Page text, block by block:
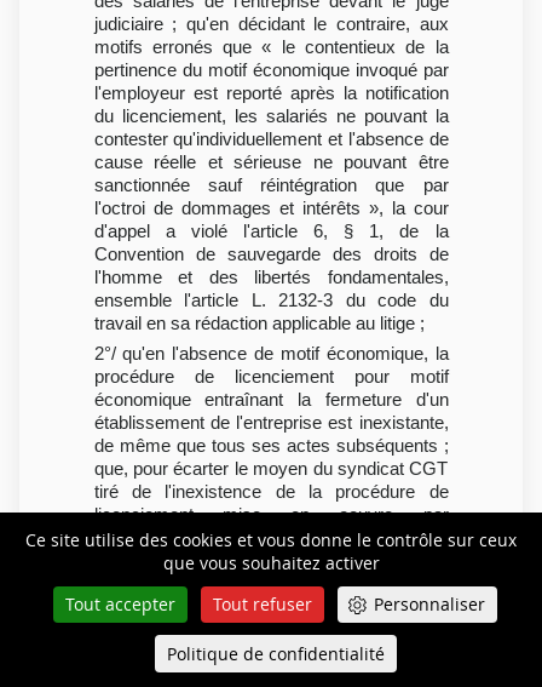
Ce site utilise des cookies et vous donne le contrôle sur ceux
que vous souhaitez activer
Tout accepter
Tout refuser Personnaliser
Politique de confidentialité
judiciaire ; qu'en décidant le contraire, aux
motifs erronés que « le contentieux de la
pertinence du motif économique invoqué par
l'employeur est reporté après la notification
du licenciement, les salariés ne pouvant la
contester qu'individuellement et l'absence de
cause réelle et sérieuse ne pouvant être
sanctionnée sauf réintégration que par
l'octroi de dommages et intérêts », la cour
d'appel a violé l'article 6, § 1, de la
Convention de sauvegarde des droits de
l'homme et des libertés fondamentales,
ensemble l'article L. 2132-3 du code du
travail en sa rédaction applicable au litige ;
2°/ qu'en l'absence de motif économique, la
procédure de licenciement pour motif
économique entraînant la fermeture d'un
établissement de l'entreprise est inexistante,
de même que tous ses actes subséquents ;
que, pour écarter le moyen du syndicat CGT
tiré de l'inexistence de la procédure de
licenciement mise en oeuvre par
l'employeur, la cour d'appel a retenu que
« l'application de la théorie de l'inexistence
conduirait en la matière à procéder à
l'examenab initiodu motif économique et à
paralyser la procédure soumise au seul
contrôle de la juridiction administrative » ;
qu'en statuant ainsi par des motifs
Queue-Fair